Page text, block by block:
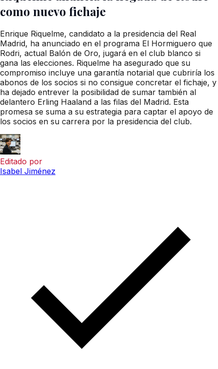
como nuevo fichaje
Enrique Riquelme, candidato a la presidencia del Real
Madrid, ha anunciado en el programa El Hormiguero que
Rodri, actual Balón de Oro, jugará en el club blanco si
gana las elecciones. Riquelme ha asegurado que su
compromiso incluye una garantía notarial que cubriría los
abonos de los socios si no consigue concretar el fichaje, y
ha dejado entrever la posibilidad de sumar también al
delantero Erling Haaland a las filas del Madrid. Esta
promesa se suma a su estrategia para captar el apoyo de
los socios en su carrera por la presidencia del club.
Editado por
Isabel Jiménez